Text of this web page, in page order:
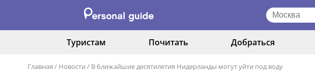
Туристам Почитать Добраться
Главная / Новости / В ближайшие десятилетия Нидерланды могут уйти под воду